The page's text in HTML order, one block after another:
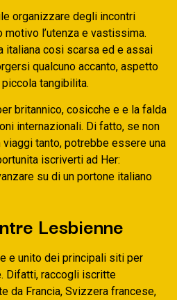
organizzare degli incontri
l’utenza e vastissima.
italiana cosi scarsa ed e assai
qualcuno accanto, aspetto
tangibilita.
britannico, cosicche e e la falda
internazionali. Di fatto, se non
tanto, potrebbe essere una
iscriverti ad Her:
su di un portone italiano
Lesbienne
e unito dei principali siti per
Difatti, raccogli iscritte
da Francia, Svizzera francese,